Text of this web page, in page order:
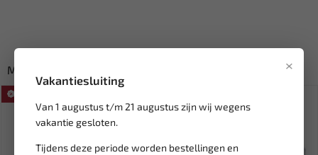
×
Vakantiesluiting
Van 1 augustus t/m 21 augustus zijn wij wegens
vakantie gesloten.
Tijdens deze periode worden bestellingen en
Misschien ook interessant: